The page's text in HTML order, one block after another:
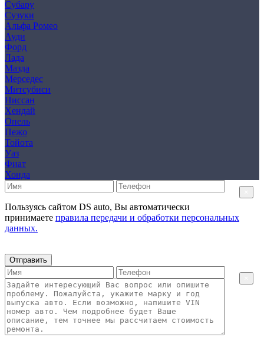
Субару
Сузуки
Альфа Ромео
Ауди
Форд
Лада
Мазда
Мерседес
Митсубиси
Ниссан
Хендай
Опель
Пежо
Тойота
Уаз
Фиат
Хонда
Пользуясь сайтом DS auto, Вы автоматически
принимаете правила передачи и обработки персональных
данных.
Отправить